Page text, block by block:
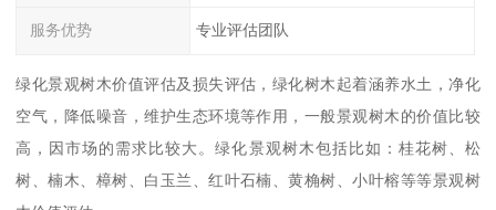
服务优势 专业评估团队
绿化景观树木价值评估及损失评估，绿化树木起着涵养水土，净化
空气，降低噪音，维护生态环境等作用，一般景观树木的价值比较
高，因市场的需求比较大。绿化景观树木包括比如：桂花树、松
树、楠木、樟树、白玉兰、红叶石楠、黄桷树、小叶榕等等景观树